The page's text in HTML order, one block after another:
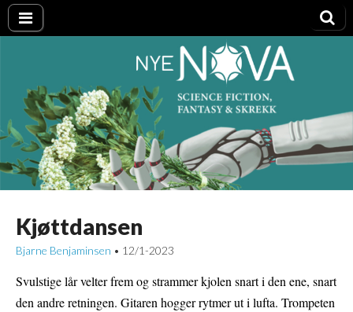
Nye NOVA
Kjøttdansen
Bjarne Benjaminsen • 12/1-2023
Svulstige lår velter frem og strammer kjolen snart i den ene, snart
den andre retningen. Gitaren hogger rytmer ut i lufta. Trompeten